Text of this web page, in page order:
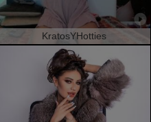
KratosYHotties